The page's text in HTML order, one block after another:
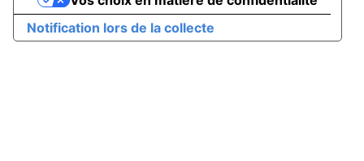
Notification lors de la collecte